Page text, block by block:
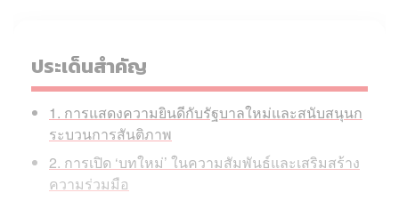
ประเด็นสำคัญ
1. การแสดงความยินดีกับรัฐบาลใหม่และสนับสนุนก
ระบวนการสันติภาพ
2. การเปิด ‘บทใหม่’ ในความสัมพันธ์และเสริมสร้าง
ความร่วมมือ